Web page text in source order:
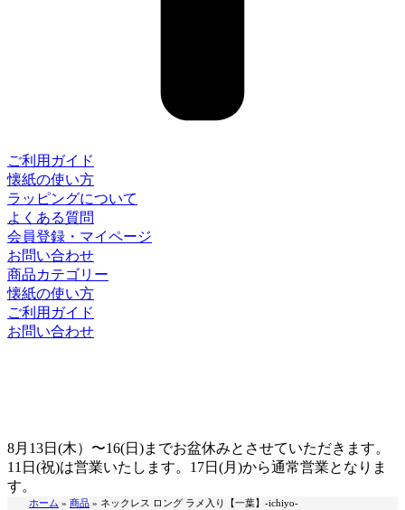
ご利用ガイド
懐紙の使い方
ラッピングについて
よくある質問
会員登録・マイページ
お問い合わせ
商品カテゴリー
懐紙の使い方
ご利用ガイド
お問い合わせ
8月13日(木）〜16(日)までお盆休みとさせていただきます。
11日(祝)は営業いたします。17日(月)から通常営業となりま
す。
ホーム » 商品 » ネックレス ロング ラメ入り【一葉】-ichiyo-